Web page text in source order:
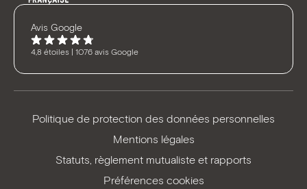
Avis Google
4,8 étoiles | 1076 avis Google
Politique de protection des données personnelles
Mentions légales
Statuts, règlement mutualiste et rapports
Préférences cookies